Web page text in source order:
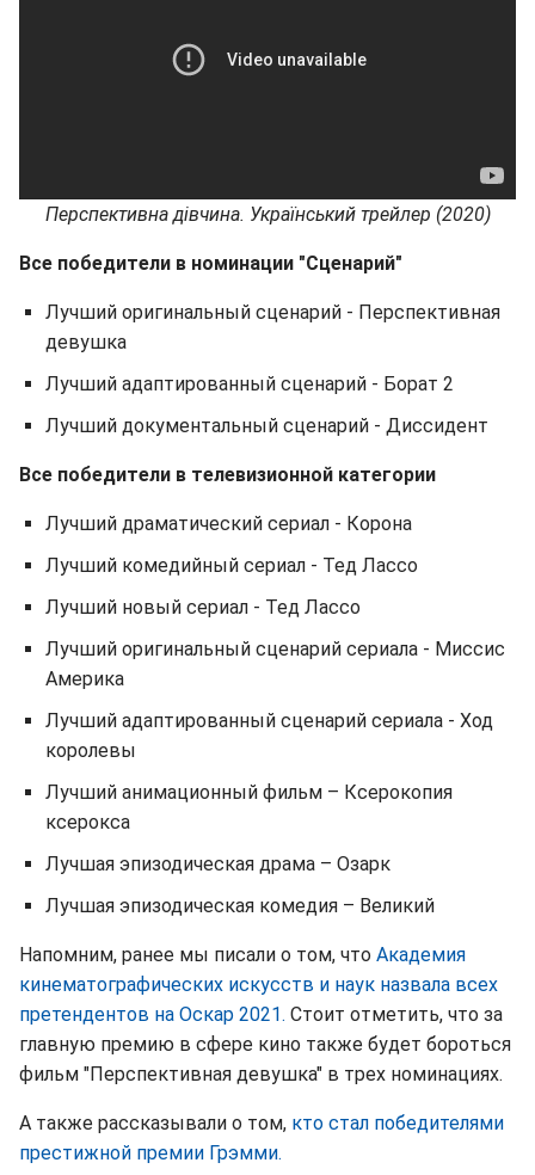
Перспективна дівчина. Український трейлер (2020)
Все победители в номинации "Сценарий"
Лучший оригинальный сценарий - Перспективная
девушка
Лучший адаптированный сценарий - Борат 2
Лучший документальный сценарий - Диссидент
Все победители в телевизионной категории
Лучший драматический сериал - Корона
Лучший комедийный сериал - Тед Лассо
Лучший новый сериал - Тед Лассо
Лучший оригинальный сценарий сериала - Миссис
Америка
Лучший адаптированный сценарий сериала - Ход
королевы
Лучший анимационный фильм – Ксерокопия
ксерокса
Лучшая эпизодическая драма – Озарк
Лучшая эпизодическая комедия – Великий
Напомним, ранее мы писали о том, что Академия
кинематографических искусств и наук назвала всех
претендентов на Оскар 2021. Стоит отметить, что за
главную премию в сфере кино также будет бороться
фильм "Перспективная девушка" в трех номинациях.
А также рассказывали о том, кто стал победителями
престижной премии Грэмми.